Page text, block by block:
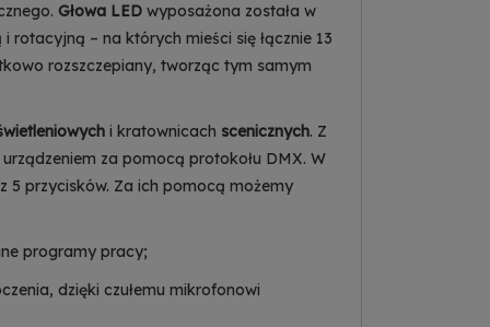
Głowa LED wyposażona została w
– na których mieści się łącznie 13
rozszczepiany, tworząc tym samym
i kratownicach scenicznych. Z
za pomocą protokołu DMX. W
5 przycisków. Za ich pomocą możemy
programy pracy;
dzięki czułemu mikrofonowi